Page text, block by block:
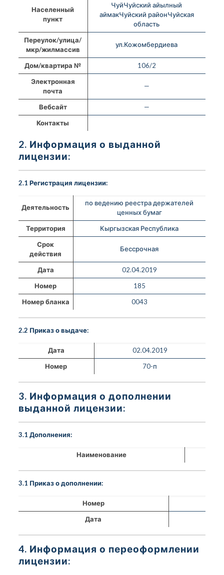
Населенный
пункт
ЧуйЧуйский айылный
аймакЧуйский районЧуйская
область
Переулок/улица/
мкр/жилмассив
ул.Кожомбердиева
Дом/квартира №
106/2
Электронная
почта
—
Вебсайт
—
Контакты
2. Информация о выданной
лицензии:
2.1 Регистрация лицензии:
Деятельность
по ведению реестра держателей
ценных бумаг
Территория
Кыргызская Республика
Срок
действия
Бессрочная
Дата
02.04.2019
Номер
185
Номер бланка
0043
2.2 Приказ о выдаче:
Дата
02.04.2019
Номер
70-п
3. Информация о дополнении
выданной лицензии:
3.1 Дополнения:
Наименование
3.1 Приказ о дополнении:
Номер
Дата
4. Информация о переоформлении
лицензии: